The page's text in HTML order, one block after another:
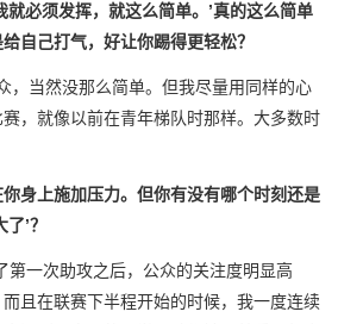
就必须发挥，就这么简单。’真的这么简单
自己打气，好让你踢得更轻松？
，当然没那么简单。但我尽量用同样的心
，就像以前在青年梯队时那样。大多数时
身上施加压力。但你有没有哪个时刻还是
’？
第一次助攻之后，公众的关注度明显高
且在联赛下半程开始的时候，我一度连续